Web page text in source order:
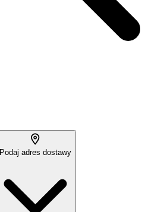
Podaj adres dostawy